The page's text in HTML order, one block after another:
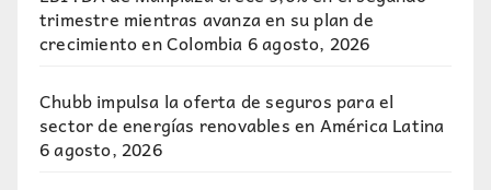
trimestre mientras avanza en su plan de
crecimiento en Colombia6 agosto, 2026
Chubb impulsa la oferta de seguros para el
sector de energías renovables en América Latina
6 agosto, 2026